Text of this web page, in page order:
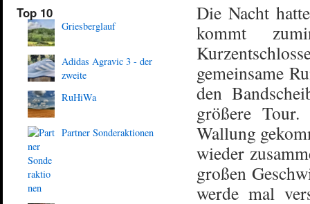
Die Nacht
kommt
gemeinsame
den
größere
Wallung
wieder
großen
werde mal
Top 10
Griesberglauf
Adidas Agravic 3 - der
zweite
RuHiWa
Partner Sonderaktionen